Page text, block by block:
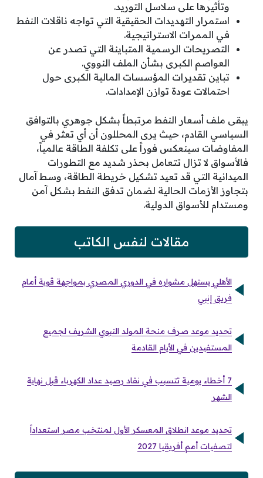
وتأثيرها على سلاسل التوريد.
استمرار التهديدات الحقيقية التي تواجه ناقلات النفط
في الممرات الاستراتيجية.
التصريحات الرسمية المتباينة التي تصدر عن
العواصم الكبرى بشأن الملف النووي.
تباين تقديرات المؤسسات المالية الكبرى حول
احتمالات عودة توازن الإمدادات.
يبقى ملف أسعار النفط مرتبطاً بشكل جوهري بالتوافق
السياسي القادم، حيث يرى المحللون أن أي تعثر في
المفاوضات سينعكس فوراً على تكلفة الطاقة عالمياً،
فالأسواق لا تزال تتعامل بحذر شديد مع التطورات
الميدانية التي قد تعيد تشكيل خريطة الطاقة، وسط آمال
بتجاوز الأزمات الحالية لضمان تدفق النفط بشكل آمن
ومستدام للأسواق الدولية.
مقالات لنفس الكاتب
الأهلي يستهل مشواره في الدوري المصري بمواجهة قوية أمام
فريق إنبي
تحديد موعد صرف منحة المولد النبوي الشريف لجميع
المستفيدين في الأيام القادمة
7 أخطاء يومية تتسبب في نفاد رصيد عداد الكهرباء قبل نهاية
الشهر
تحديد موعد انطلاق المعسكر الأول لمنتخب مصر استعداداً
لتصفيات أمم أفريقيا 2027